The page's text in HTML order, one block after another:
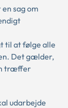
sag om
til at følge alle
Det gælder,
træffer
udarbejde